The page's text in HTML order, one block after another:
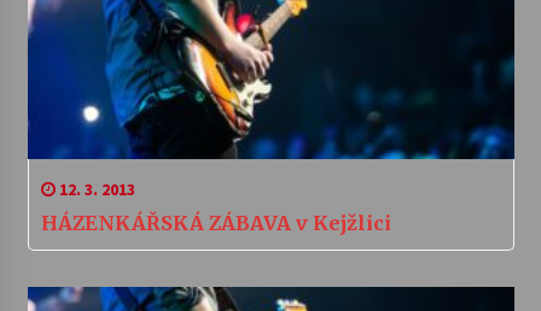
12. 3. 2013
HÁZENKÁŘSKÁ ZÁBAVA v Kejžlici